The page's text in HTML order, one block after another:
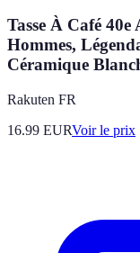
Tasse À Café
Hommes,
Céramique
Rakuten FR
16.99 EURVoir le prix